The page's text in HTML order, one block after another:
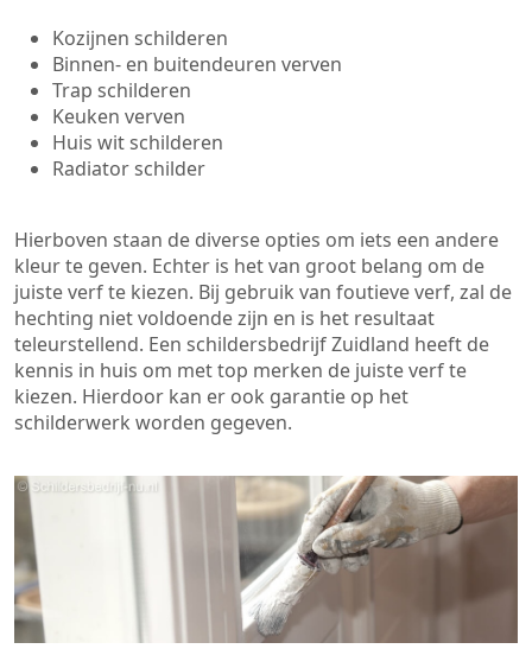
Kozijnen schilderen
Binnen- en buitendeuren verven
Trap schilderen
Keuken verven
Huis wit schilderen
Radiator schilder
Hierboven staan de diverse opties om iets een andere
kleur te geven. Echter is het van groot belang om de
juiste verf te kiezen. Bij gebruik van foutieve verf, zal de
hechting niet voldoende zijn en is het resultaat
teleurstellend. Een schildersbedrijf Zuidland heeft de
kennis in huis om met top merken de juiste verf te
kiezen. Hierdoor kan er ook garantie op het
schilderwerk worden gegeven.